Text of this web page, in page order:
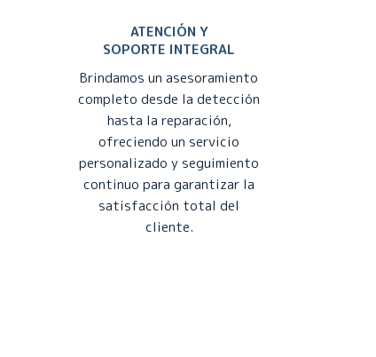
ATENCIÓN Y
SOPORTE INTEGRAL
Brindamos un asesoramiento
completo desde la detección
hasta la reparación,
ofreciendo un servicio
personalizado y seguimiento
continuo para garantizar la
satisfacción total del
cliente.